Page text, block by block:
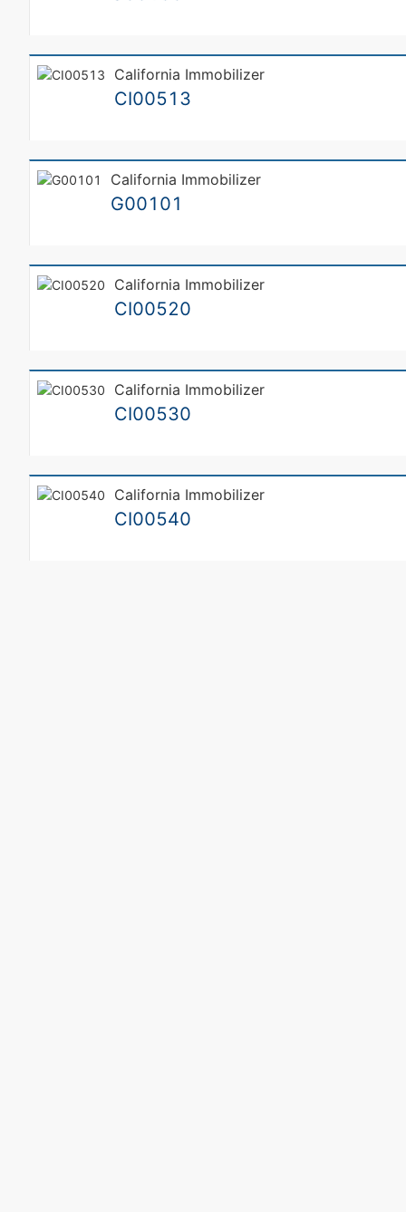
California Immobilizer
CI00513
California Immobilizer
G00101
California Immobilizer
CI00520
California Immobilizer
CI00530
California Immobilizer
CI00540